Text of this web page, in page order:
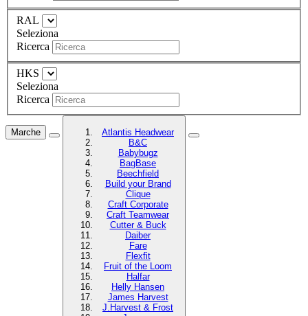
RAL
Seleziona
Ricerca
HKS
Seleziona
Ricerca
Marche
Atlantis Headwear
B&C
Babybugz
BagBase
Beechfield
Build your Brand
Clique
Craft Corporate
Craft Teamwear
Cutter & Buck
Daiber
Fare
Flexfit
Fruit of the Loom
Halfar
Helly Hansen
James Harvest
J.Harvest & Frost